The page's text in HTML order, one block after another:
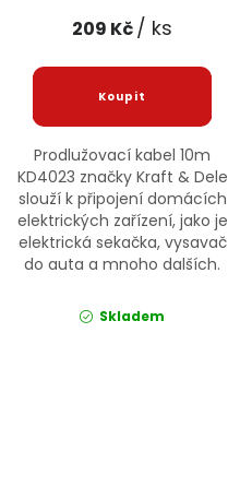
209 Kč/ ks
Prodlužovací kabel 10m
KD4023 značky Kraft & Dele
slouží k připojení domácích
elektrických zařízení, jako je
elektrická sekačka, vysavač
do auta a mnoho dalších.
Skladem